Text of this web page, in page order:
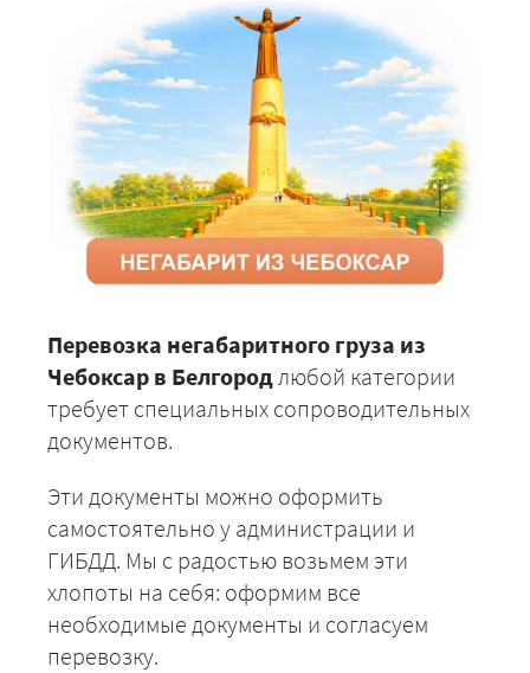
Перевозка негабаритного груза из
Чебоксар в Белгородлюбой категории
требует специальных сопроводительных
документов.
Эти документы можно оформить
самостоятельно у администрации и
ГИБДД. Мы с радостью возьмем эти
хлопоты на себя: оформим все
необходимые документы и согласуем
перевозку.